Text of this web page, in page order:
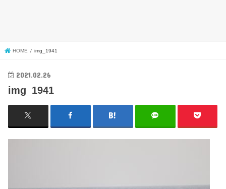
HOME img_1941
2021.02.26
img_1941